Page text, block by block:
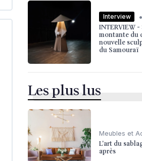
Interview •
INTERVIEW
montante du
nouvelle
du Samouraï
Les plus lus
Meubles et
L'art du
après